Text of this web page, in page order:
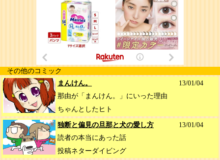
その他のコミック
まんけん。
13/01/04
那由が「まんけん。」にいった理由
ちゃんとしたヒト
独断と偏見の旦那と犬の愛し方
13/01/04
読者の本当にあった話
投稿ネターダイビング